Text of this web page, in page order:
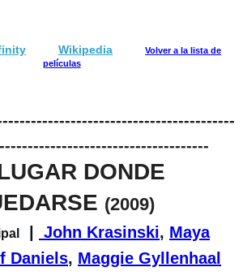
Wikipedia
Volver a la lista de
películas
DONDE
(2009)
| John Krasinski, Maya
Daniels, Maggie Gyllenhaal